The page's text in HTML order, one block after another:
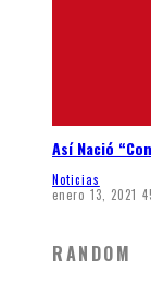
Así Nació
Noticias
enero 13, 2021
RANDOM